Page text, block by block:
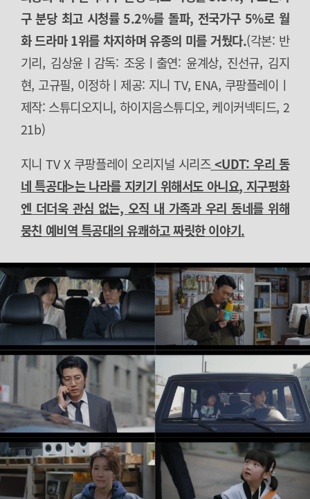
구 분당 최고 시청률 5.2%를 돌파, 전국가구 5%로 월
화 드라마 1위를 차지하며 유종의 미를 거뒀다.(각본: 반
기리, 김상윤ㅣ감독: 조웅ㅣ출연: 윤계상, 진선규, 김지
현, 고규필, 이정하ㅣ제공: 지니 TV, ENA, 쿠팡플레이ㅣ
제작: 스튜디오지니, 하이지음스튜디오, 케이커넥티드, 2
21b)
지니 TV X 쿠팡플레이 오리지널 시리즈<UDT: 우리 동
네 특공대>는 나라를 지키기 위해서도 아니요, 지구평화
엔 더더욱 관심 없는, 오직 내 가족과 우리 동네를 위해
뭉친 예비역 특공대의 유쾌하고 짜릿한 이야기.